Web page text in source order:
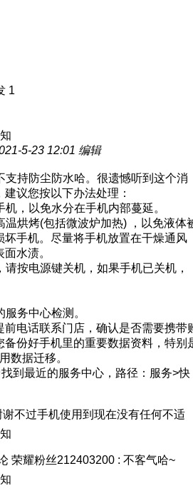
1
5-23 12:01 编辑
支持防尘防水哈。很遗憾听到这个消
议您按以下办法处理：
，以免水分在手机内部蔓延。
温烘烤(包括微波炉加热) ，以免液体
坏手机。尽量将手机放置在干燥通风
水渍。
按电源键关机，如果手机已关机，
务中心检测。
前电话联系门店，确认是否需要携带
备份好手机里的重要数据资料，特别
数据迁移。
到最近的服务中心，路径：服务>快
谢不过手机使用到现在没有任何不适
荣耀粉丝212403200 : 不客气哈~